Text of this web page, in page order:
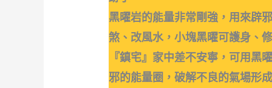
黑曜岩的能量非常剛強，用來辟
煞、改風水，小塊黑曜可護身、
『鎮宅』家中差不安寧，可用黑
邪的能量圈，破解不良的氣場形